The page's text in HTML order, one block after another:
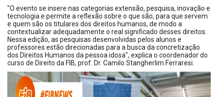
"O evento se insere nas categorias extensão, pesquisa, inovação e
tecnologia e permite a reflexão sobre o que são, para que servem
e quem são os titulares dos direitos humanos, de modo a
contextualizar adequadamente o real significado desses direitos.
Nessa edição, as pesquisas desenvolvidas pelos alunos e
professores estão direcionadas para a busca da concretização
dos Direitos Humanos da pessoa idosa", explica o coordenador do
curso de Direito da FIB, prof. Dr. Camilo Stangherlim Ferraresi.